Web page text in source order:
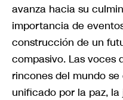
avanza hacia su
importancia de
construcción de un
compasivo. Las voces
rincones del mundo
unificado por la paz,